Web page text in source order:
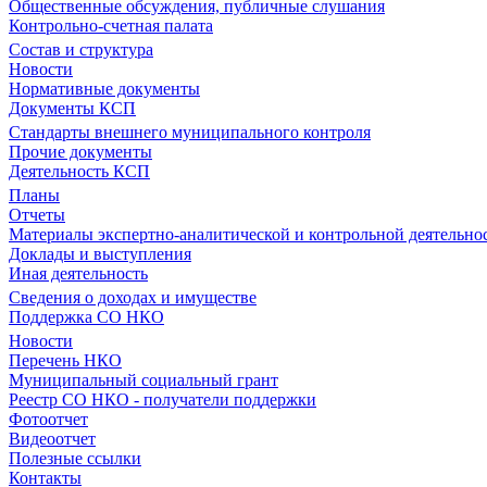
Общественные обсуждения, публичные слушания
Контрольно-счетная палата
Состав и структура
Новости
Нормативные документы
Документы КСП
Стандарты внешнего муниципального контроля
Прочие документы
Деятельность КСП
Планы
Отчеты
Материалы экспертно-аналитической и контрольной
Доклады и выступления
Иная деятельность
Сведения о доходах и имуществе
Поддержка СО НКО
Новости
Перечень НКО
Муниципальный социальный грант
Реестр СО НКО - получатели поддержки
Фотоотчет
Видеоотчет
Полезные ссылки
Контакты